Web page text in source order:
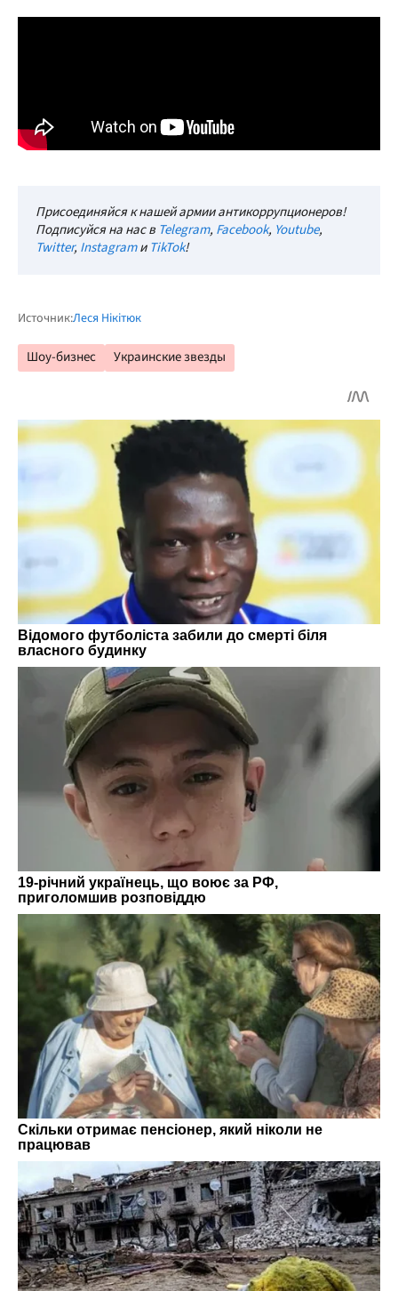
Присоединяйся к нашей армии антикоррупционеров!
Подписуйся на нас в Telegram, Facebook, Youtube,
Twitter, InstagramиTikTok!
Источник:Леся Нікітюк
Шоу-бизнес Украинские звезды